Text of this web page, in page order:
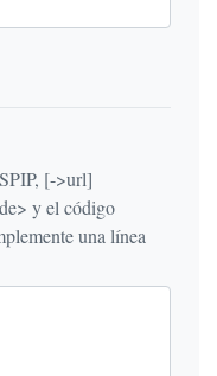
[->url]
una línea